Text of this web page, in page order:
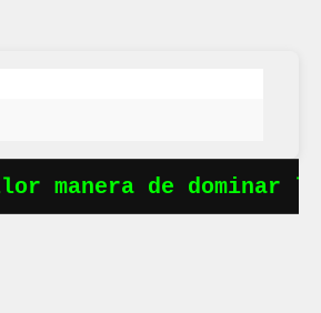
manera de dominar